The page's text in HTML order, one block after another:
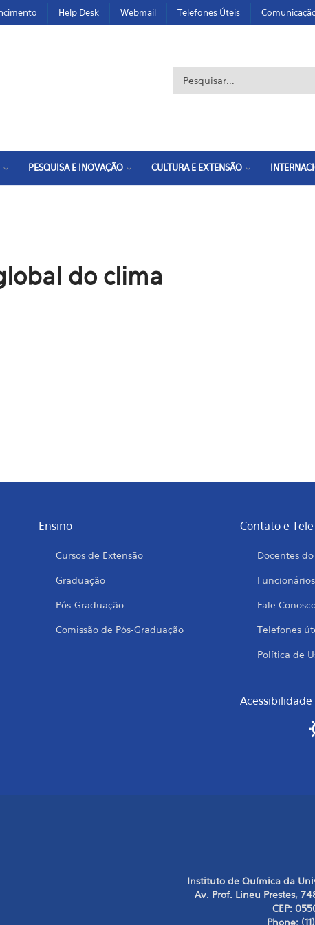
Help Desk Webmail Telefones Úteis
Formulário de
PESQUISA E INOVAÇÃO CULTURA E EXTENSÃO
do clima
Ensino
Cursos de Extensão
Graduação
Pós-Graduação
Comissão de Pós-Graduação
Contato e
Docentes do
Funcionários
Fale
Telefones
Política de
Acessibilidade
Instituto de Química da
Av. Prof. Lineu Prestes,
CEP:
Phone: